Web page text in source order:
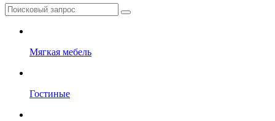
Мягкая мебель
Гостиные